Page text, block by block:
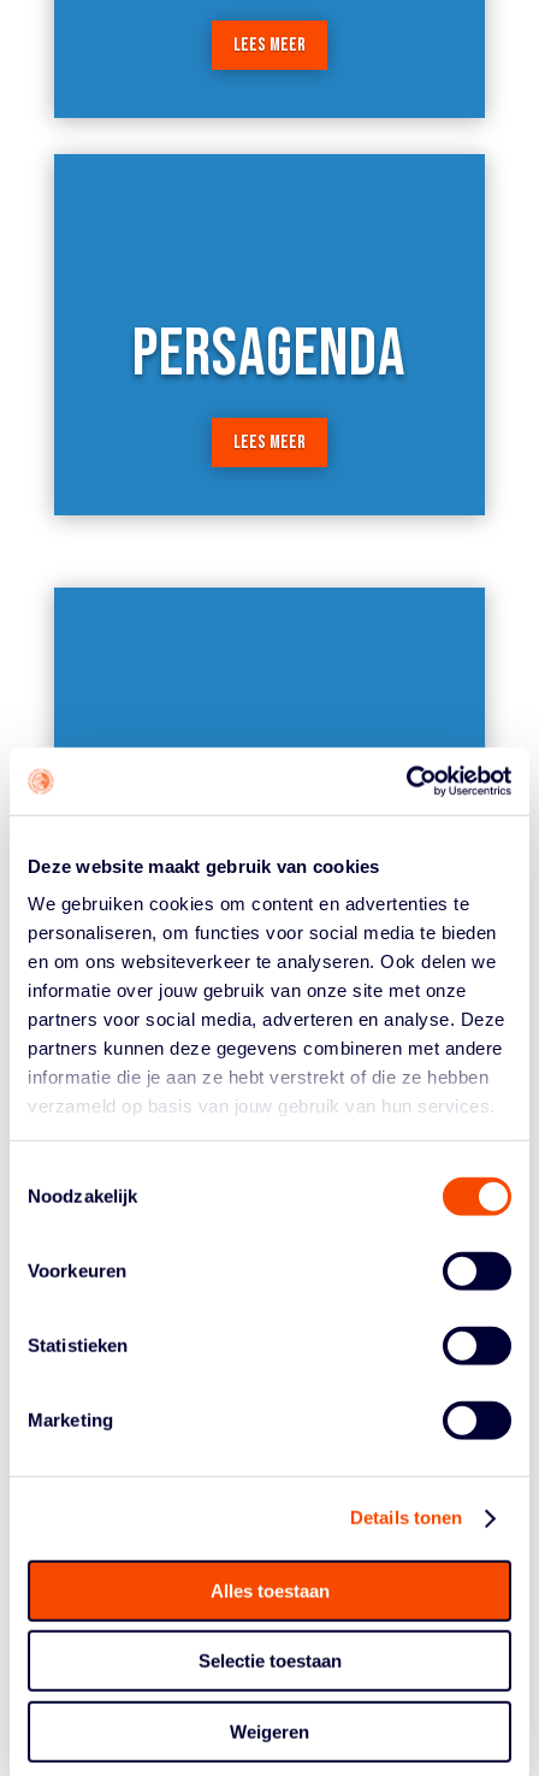
Deze website maakt gebruik van cookies
We gebruiken cookies om content en advertenties te
personaliseren, om functies voor social media te bieden
en om ons websiteverkeer te analyseren. Ook delen we
informatie over jouw gebruik van onze site met onze
partners voor social media, adverteren en analyse. Deze
partners kunnen deze gegevens combineren met andere
informatie die je aan ze hebt verstrekt of die ze hebben
verzameld op basis van jouw gebruik van hun services.
Noodzakelijk
Voorkeuren
Statistieken
Marketing
Details tonen
Alles toestaan
Selectie toestaan
Weigeren
LEES MEER
PERSAGENDA
LEES MEER
LEES MEER